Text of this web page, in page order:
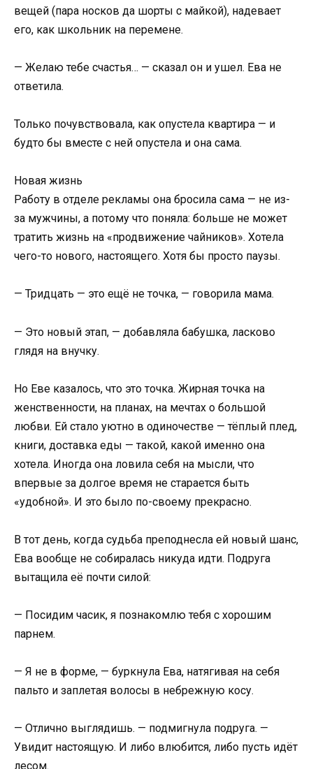
вещей (пара носков да шорты с майкой), надевает
его, как школьник на перемене.
— Желаю тебе счастья… — сказал он и ушел. Ева не
ответила.
Только почувствовала, как опустела квартира — и
будто бы вместе с ней опустела и она сама.
Новая жизнь
Работу в отделе рекламы она бросила сама — не из-
за мужчины, а потому что поняла: больше не может
тратить жизнь на «продвижение чайников». Хотела
чего-то нового, настоящего. Хотя бы просто паузы.
— Тридцать — это ещё не точка, — говорила мама.
— Это новый этап, — добавляла бабушка, ласково
глядя на внучку.
Но Еве казалось, что это точка. Жирная точка на
женственности, на планах, на мечтах о большой
любви. Ей стало уютно в одиночестве — тёплый плед,
книги, доставка еды — такой, какой именно она
хотела. Иногда она ловила себя на мысли, что
впервые за долгое время не старается быть
«удобной». И это было по-своему прекрасно.
В тот день, когда судьба преподнесла ей новый шанс,
Ева вообще не собиралась никуда идти. Подруга
вытащила её почти силой:
— Посидим часик, я познакомлю тебя с хорошим
парнем.
— Я не в форме, — буркнула Ева, натягивая на себя
пальто и заплетая волосы в небрежную косу.
— Отлично выглядишь. — подмигнула подруга. —
Увидит настоящую. И либо влюбится, либо пусть идёт
лесом.